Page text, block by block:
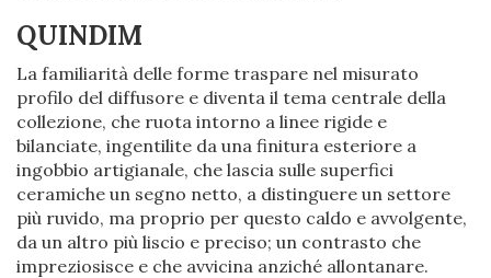
QUINDIM
La familiarità delle forme traspare nel misurato
profilo del diffusore e diventa il tema centrale della
collezione, che ruota intorno a linee rigide e
bilanciate, ingentilite da una finitura esteriore a
ingobbio artigianale, che lascia sulle superfici
ceramiche un segno netto, a distinguere un settore
più ruvido, ma proprio per questo caldo e avvolgente,
da un altro più liscio e preciso; un contrasto che
impreziosisce e che avvicina anziché allontanare.